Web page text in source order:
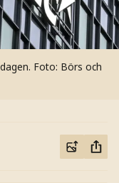
Foto: Börs och